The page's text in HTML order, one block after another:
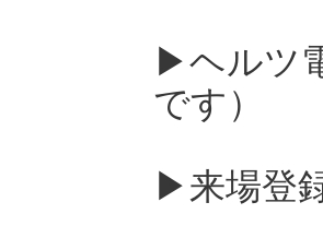
▶ヘルツ
です）
▶来場登